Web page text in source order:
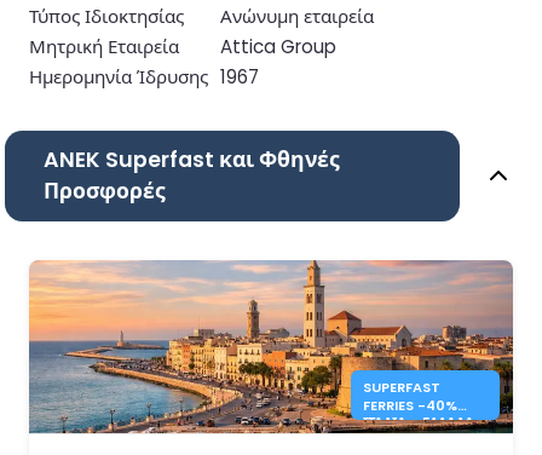
Τύπος Ιδιοκτησίας
Ανώνυμη εταιρεία
Μητρική Εταιρεία
Attica Group
Ημερομηνία Ίδρυσης 1967
ANEK Superfast και Φθηνές
Προσφορές
SUPERFAST
FERRIES -40%
ΙΤΑΛΊΑ - ΕΛΛΆΔΑ